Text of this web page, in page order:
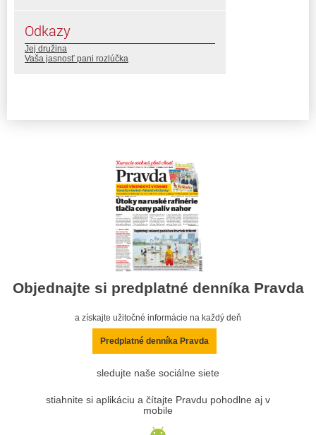
Odkazy
Jej družina
Vaša jasnosť pani rozlúčka
Objednajte si predplatné denníka Pravda
a získajte užitočné informácie na každý deň
Predplatné denníka Pravda
sledujte naše sociálne siete
stiahnite si aplikáciu a čítajte Pravdu pohodlne aj v
mobile